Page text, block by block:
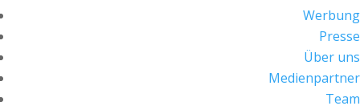
Werbung
Presse
Über uns
Medienpartner
Team